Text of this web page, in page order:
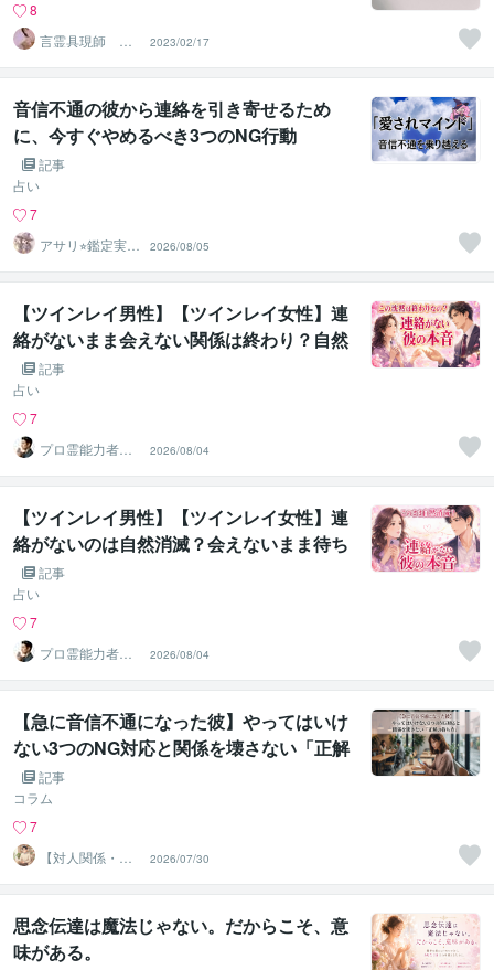
8
言霊具現師 稔
麗（ミレイ）
2023/02/17
音信不通の彼から連絡を引き寄せるため
に、今すぐやめるべき3つのNG行動
記事
占い
7
アサリ⭐︎鑑定実績
2500人超え占い
師
2026/08/05
【ツインレイ男性】【ツインレイ女性】連
絡がないまま会えない関係は終わり？自然
消滅が怖いときに知りたいお相手様の本音
記事
占い
7
プロ霊能力者
結心（ゆうし
ん）
2026/08/04
【ツインレイ男性】【ツインレイ女性】連
絡がないのは自然消滅？会えないまま待ち
続ける恋の本音
記事
占い
7
プロ霊能力者
結心（ゆうし
ん）
2026/08/04
【急に音信不通になった彼】やってはいけ
ない3つのNG対応と関係を壊さない「正解
の待ち方」
記事
コラム
7
【対人関係・恋
愛専門】ゆう
2026/07/30
思念伝達は魔法じゃない。だからこそ、意
味がある。